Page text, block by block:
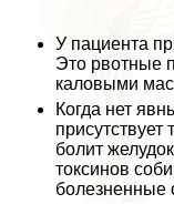
У пациента
Это рвотные
каловыми
Когда нет
болит
токсинов